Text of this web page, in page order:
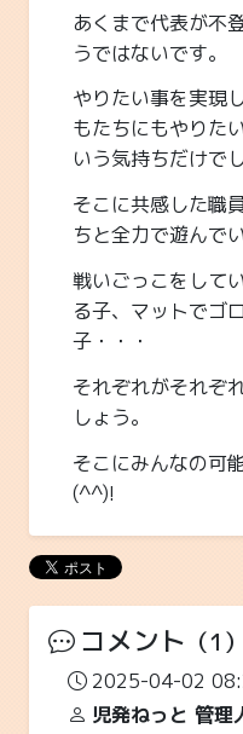
あくまで代表が不
うではないです。
やりたい事を実現
もたちにもやりた
いう気持ちだけで
そこに共感した職
ちと全力で遊んで
戦いごっこをして
る子、マットでゴ
子・・・
それぞれがそれぞ
しょう。
そこにみんなの可
(^^)!
コメント （1）
2025-04-02
児発ねっと 管理